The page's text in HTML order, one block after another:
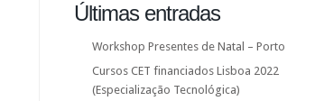
Últimas entradas
Workshop Presentes de Natal – Porto
Cursos CET financiados Lisboa 2022
(Especialização Tecnológica)